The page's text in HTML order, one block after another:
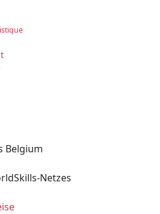
Belgium
Netzes